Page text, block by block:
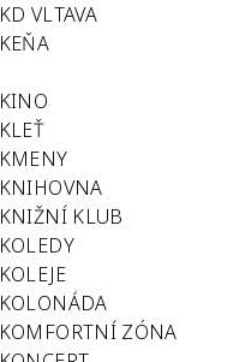
KD VLTAVA
KEŇA
KINO
KLEŤ
KMENY
KNIHOVNA
KNIŽNÍ KLUB
KOLEDY
KOLEJE
KOLONÁDA
KOMFORTNÍ ZÓNA